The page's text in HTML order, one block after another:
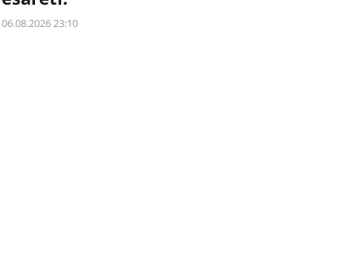
06.08.2026 23:10